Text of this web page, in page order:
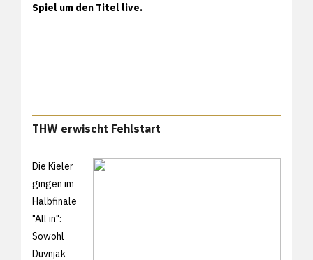
Spiel um den Titel live.
THW erwischt Fehlstart
Die Kieler
gingen im
Halbfinale
"All in":
Sowohl
Duvnjak